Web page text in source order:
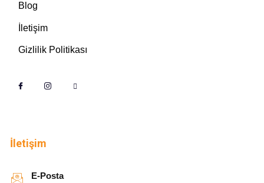
Blog
İletişim
Gizlilik Politikası
İletişim
E-Posta